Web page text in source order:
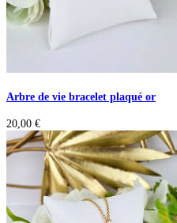
Arbre de vie bracelet plaqué or
20,00 €